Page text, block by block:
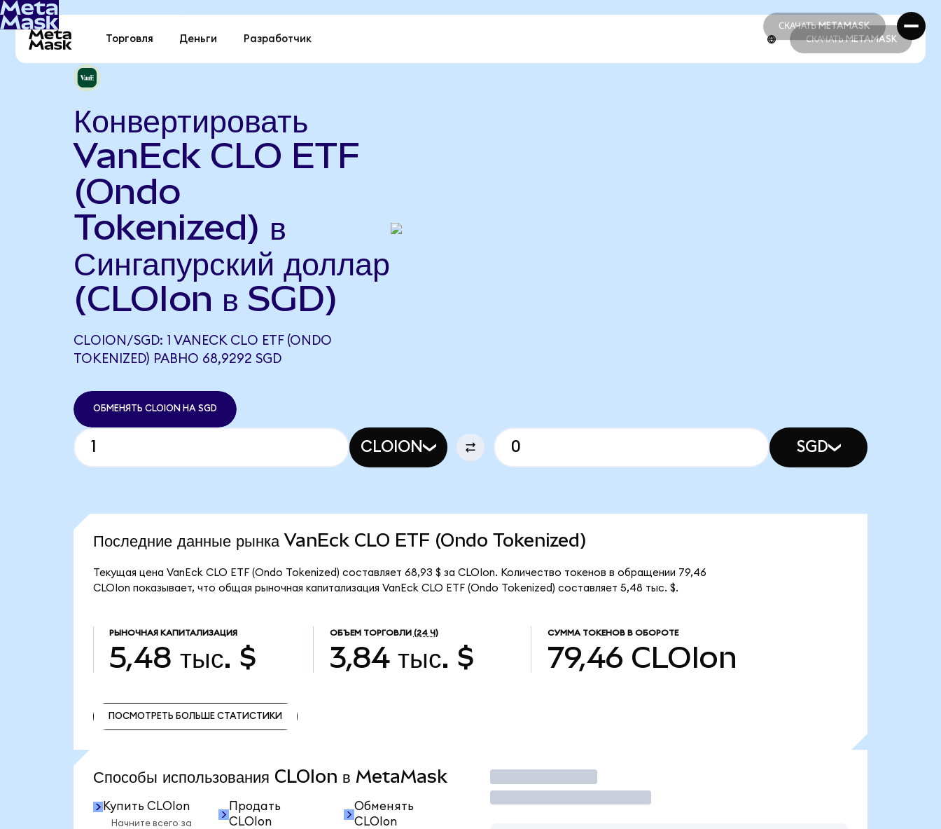
СКАЧАТЬ METAMASK
СКАЧАТЬ METAMASK
Торговля Деньги Разработчик СКАЧАТЬ METAMASK
Конвертировать
VanEck CLO ETF
(Ondo
Tokenized) в
Сингапурский доллар
(CLOIon в SGD)
CLOION/SGD: 1 VANECK CLO ETF (ONDO
TOKENIZED) РАВНО 68,9292 SGD
ОБМЕНЯТЬ CLOION НА SGD
CLOION SGD
Последние данные рынка VanEck CLO ETF (Ondo Tokenized)
Текущая цена VanEck CLO ETF (Ondo Tokenized) составляет 68,93 $ за CLOIon. Количество токенов в обращении 79,46
CLOIon показывает, что общая рыночная капитализация VanEck CLO ETF (Ondo Tokenized) составляет 5,48 тыс. $.
РЫНОЧНАЯ КАПИТАЛИЗАЦИЯ
5,48 тыс. $
ОБЪЕМ ТОРГОВЛИ (24 Ч)
3,84 тыс. $
СУММА ТОКЕНОВ В ОБОРОТЕ
79,46 CLOIon
ПОСМОТРЕТЬ БОЛЬШЕ СТАТИСТИКИ
Способы использования CLOIon в MetaMask
Купить CLOIon
Начните всего за
Продать
CLOIon
Обменять
CLOIon
Торговать